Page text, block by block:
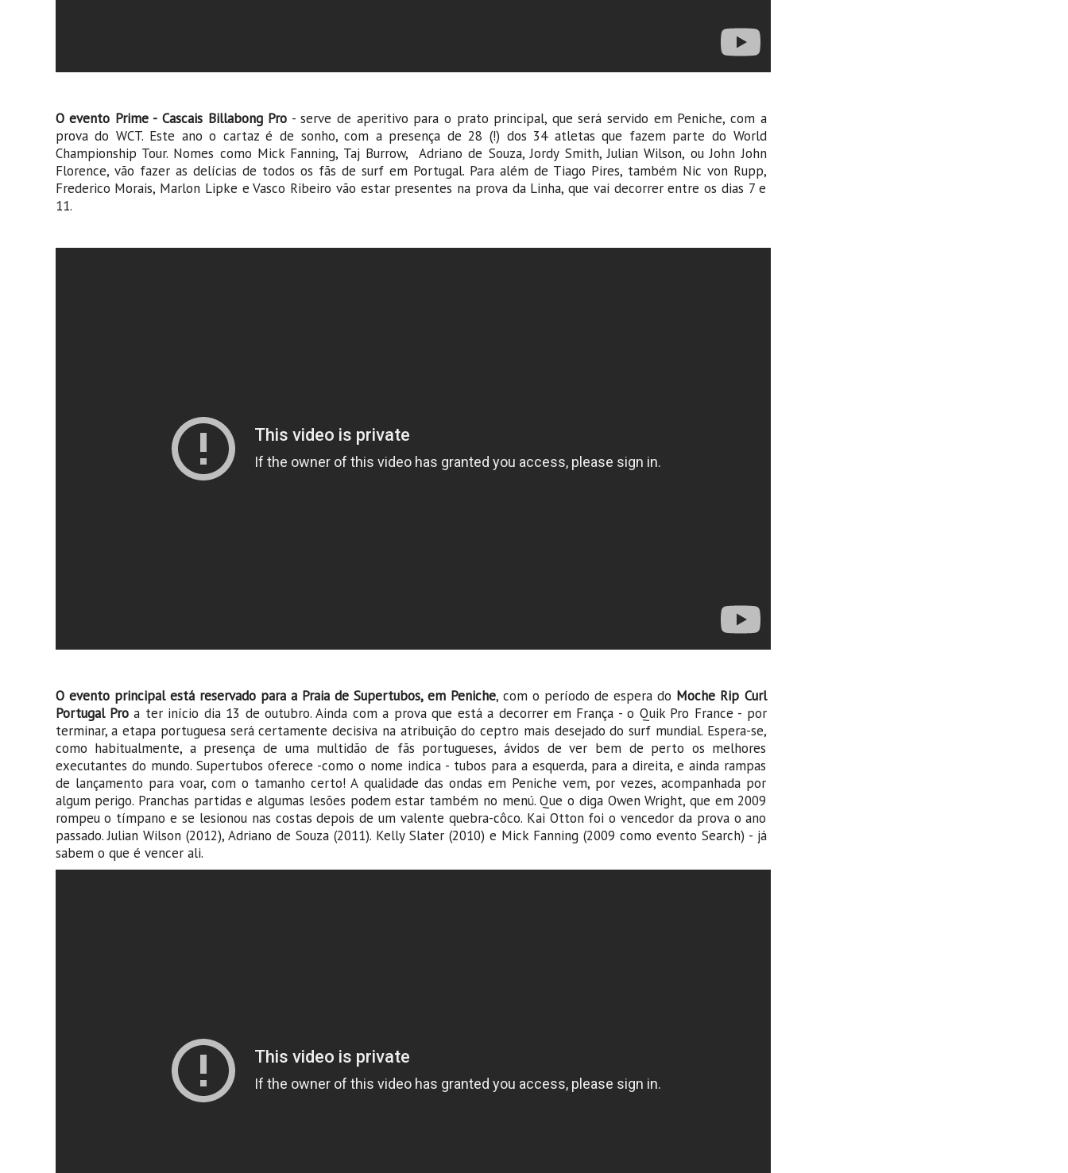
O evento Prime - Cascais Billabong Pro - serve de aperitivo para o prato principal, que será servido em Peniche, com a
prova do WCT. Este ano o cartaz é de sonho, com a presença de 28 (!) dos 34 atletas que fazem parte do World
Championship Tour. Nomes como Mick Fanning, Taj Burrow, Adriano de Souza, Jordy Smith, Julian Wilson, ou John John
Florence, vão fazer as delícias de todos os fãs de surf em Portugal. Para além de Tiago Pires, também Nic von Rupp,
Frederico Morais, Marlon Lipke e Vasco Ribeiro vão estar presentes na prova da Linha, que vai decorrer entre os dias 7 e
11.
O evento principal está reservado para a Praia de Supertubos, em Peniche, com o período de espera do Moche Rip Curl
Portugal Proa ter início dia 13 de outubro. Ainda com a prova que está a decorrer em França - o Quik Pro France - por
terminar, a etapa portuguesa será certamente decisiva na atribuição do ceptro mais desejado do surf mundial. Espera-se,
como habitualmente, a presença de uma multidão de fãs portugueses, ávidos de ver bem de perto os melhores
executantes do mundo. Supertubos oferece -como o nome indica - tubos para a esquerda, para a direita, e ainda rampas
de lançamento para voar, com o tamanho certo! A qualidade das ondas em Peniche vem, por vezes, acompanhada por
algum perigo. Pranchas partidas e algumas lesões podem estar também no menú. Que o diga Owen Wright, que em 2009
rompeu o tímpano e se lesionou nas costas depois de um valente quebra-côco. Kai Otton foi o vencedor da prova o ano
passado. Julian Wilson (2012), Adriano de Souza (2011). Kelly Slater (2010) e Mick Fanning (2009 como evento Search) - já
sabem o que é vencer ali.